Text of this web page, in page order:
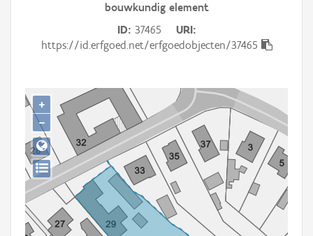
Gebeurtenis
Persoon of collectief
Downloads
Hergebruik
Aanmelden
bouwkundig element
ID 37465
URI
https://id.erfgoed.net/erfgoedobjecten/37465
+
−